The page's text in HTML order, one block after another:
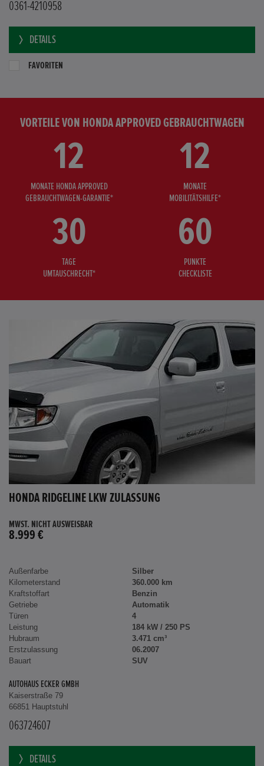
0361-4210958
DETAILS
FAVORITEN
VORTEILE VON HONDA APPROVED GEBRAUCHTWAGEN
12
MONATE HONDA APPROVED
GEBRAUCHTWAGEN-GARANTIE*
12
MONATE
MOBILITÄTSHILFE*
30
TAGE
UMTAUSCHRECHT*
60
PUNKTE
CHECKLISTE
HONDA RIDGELINE LKW ZULASSUNG
MWST. NICHT AUSWEISBAR
8.999 €
Außenfarbe
Silber
Kilometerstand
360.000 km
Kraftstoffart
Benzin
Getriebe
Automatik
Türen
4
Leistung
184 kW / 250 PS
Hubraum
3.471 cm³
Erstzulassung
06.2007
Bauart
SUV
AUTOHAUS ECKER GMBH
Kaiserstraße 79
66851 Hauptstuhl
063724607
DETAILS